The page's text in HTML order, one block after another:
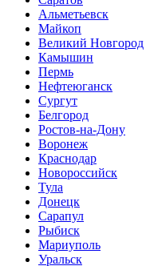
Альметьевск
Майкоп
Великий Новгород
Камышин
Пермь
Нефтеюганск
Сургут
Белгород
Ростов-на-Дону
Воронеж
Краснодар
Новороссийск
Тула
Донецк
Сарапул
Рыбиск
Мариуполь
Уральск